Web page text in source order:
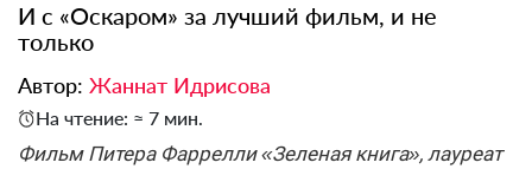
И с «Оскаром» за лучший фильм, и не
только
Автор: Жаннат Идрисова
На чтение: ≈ 7 мин.
Фильм Питера Фаррелли «Зеленая книга», лауреат